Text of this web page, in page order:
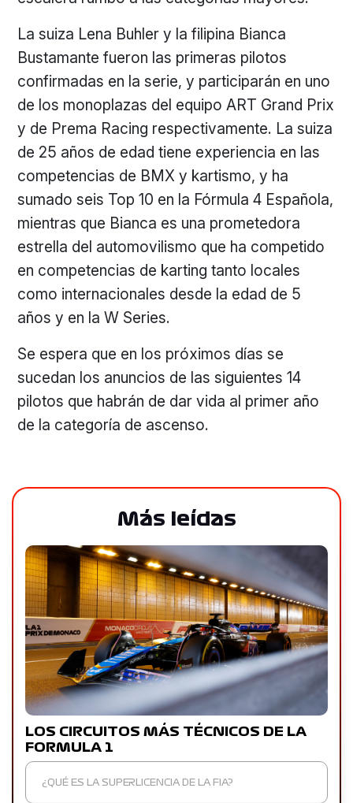
La suiza Lena Buhler y la filipina Bianca
Bustamante fueron las primeras pilotos
confirmadas en la serie, y participarán en uno
de los monoplazas del equipo ART Grand Prix
y de Prema Racing respectivamente. La suiza
de 25 años de edad tiene experiencia en las
competencias de BMX y kartismo, y ha
sumado seis Top 10 en la Fórmula 4 Española,
mientras que Bianca es una prometedora
estrella del automovilismo que ha competido
en competencias de karting tanto locales
como internacionales desde la edad de 5
años y en la W Series.
Se espera que en los próximos días se
sucedan los anuncios de las siguientes 14
pilotos que habrán de dar vida al primer año
de la categoría de ascenso.
Más leídas
LOS CIRCUITOS MÁS TÉCNICOS DE LA
FORMULA 1
¿QUÉ ES LA SUPERLICENCIA DE LA FIA?